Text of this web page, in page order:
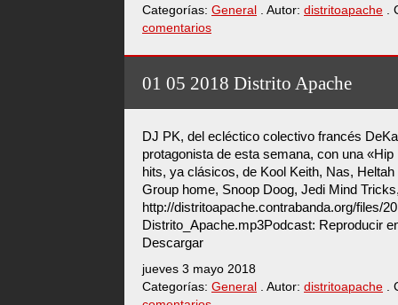
Categorías: General . Autor: distritoapache .
comentarios
01 05 2018 Distrito Apache
DJ PK, del ecléctico colectivo francés
protagonista de esta semana, con una
hits, ya clásicos, de Kool Keith, Nas,
Group home, Snoop Doog, Jedi Mind
http://distritoapache.contrabanda.org/files/
Distrito_Apache.mp3Podcast: Reproducir
Descargar
jueves 3 mayo 2018
Categorías: General . Autor: distritoapache .